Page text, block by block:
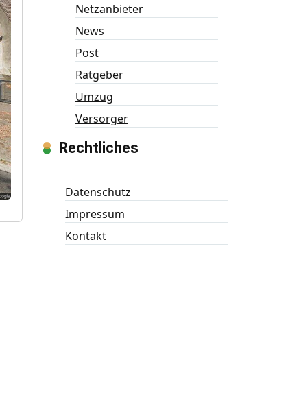
Netzanbieter
News
Post
Ratgeber
Umzug
Versorger
Rechtliches
Datenschutz
Impressum
Kontakt